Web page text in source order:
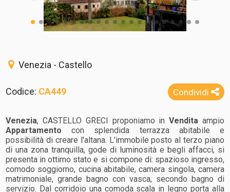
Venezia - Castello
Condividi
Codice: CA449
Venezia, CASTELLO GRECI proponiamo inVendita ampio
Appartamento con splendida terrazza abitabile e
possibilità di creare l'altana. L'immobile posto al terzo piano
di una zona tranquilla, gode di luminosità e begli affacci, si
presenta in ottimo stato e si compone di: spazioso ingresso,
comodo soggiorno, cucina abitabile, camera singola, camera
matrimoniale, grande bagno con vasca, secondo bagno di
servizio. Dal corridoio una comoda scala in legno porta alla